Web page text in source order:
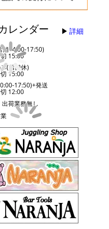
レンダー 詳細
舗14:00-17:50)
15:00
(店舗休)
15:00
17:50)+発送
12:00
出荷業務無し